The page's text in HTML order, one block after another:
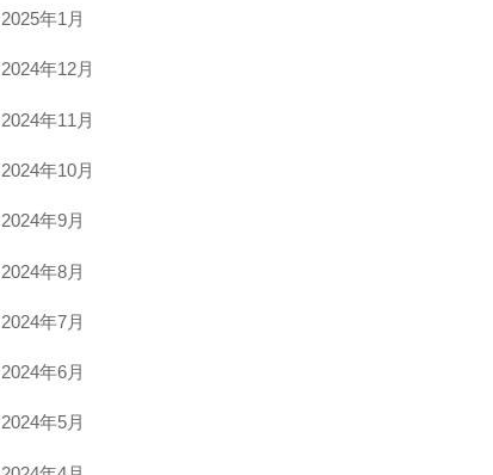
2025年1月
2024年12月
2024年11月
2024年10月
2024年9月
2024年8月
2024年7月
2024年6月
2024年5月